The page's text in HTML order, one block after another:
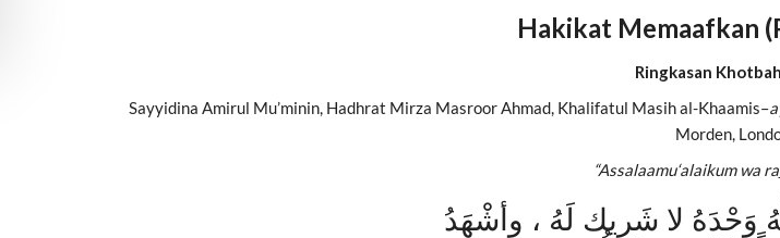
Hakikat Memaafkan
Ringkasan
Sayyidina Amirul Mu’minin, Hadhrat Mirza Masroor Ahmad, Khalifatul Masih al-Khaamis–
Morden,
“Assalaamu‘alaikum wa ra
وَحْدَهُ لا شَرِيك لَهُ ، وأشْهَدُ